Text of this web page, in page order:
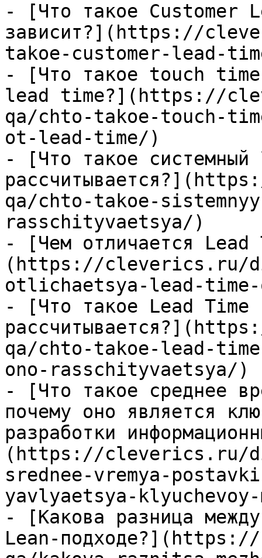
- [Что такое Customer
зависит?](https://
takoe-customer-lead-
- [Что такое touch time
lead time?](https://
qa/chto-takoe-touch-
ot-lead-time/)
- [Что такое
qa/chto-takoe-
rasschityvaetsya/)
- [Чем отличается
(https://cleverics.ru/
otlichaetsya-lead-
- [Что такое Lead Time
qa/chto-takoe-lead-
ono-rasschityvaetsya/)
- [Что такое среднее
почему оно является
разработки
(https://cleverics.ru/
srednee-vremya-
yavlyaetsya-
- [Какова разница
Lean-